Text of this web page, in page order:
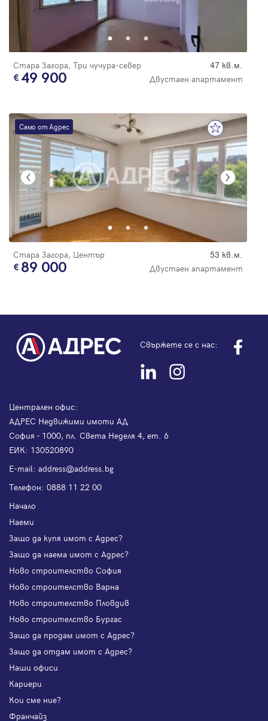
Стара Загора, Три чучура-север 47 кв.м.
49 900 Двустаен апартамент
Само от Адрес
Стара Загора, Център 53 кв.м.
89 000 Двустаен апартамент
Свържете се с нас:
Централен офис:
АДРЕС Недвижими имоти АД
София - 1000, пл. Света Неделя 4, ет. 6
ЕИК: 130520890
Е-mail: address@address.bg
Телефон: 0888 11 22 00
Начало
Наеми
Защо да купя имот с Адрес?
Защо да наема имот с Адрес?
Ново строителство София
Ново строителство Варна
Ново строителство Пловдив
Ново строителство Бургас
Защо да продам имот с Адрес?
Защо да отдам имот с Адрес?
Наши офиси
Кариери
Кои сме ние?
Франчайз